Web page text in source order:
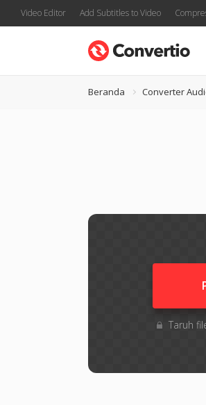
Video Editor Add Subtitles to Video
Beranda Converter
Taruh